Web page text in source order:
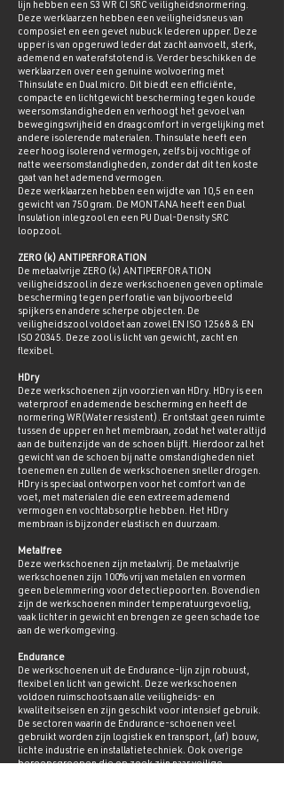
lijn hebben een S3 WR CI SRC veiligheidsnormering.
Deze werklaarzen hebben een veiligheidsneus van
composiet en een gevet nubuck lederen upper. Deze
upper is van opgeruwd leder dat zacht aanvoelt, sterk,
ademend en waterafstotend is. Verder beschikken de
werklaarzen over een genuine wolvoering met
Thinsulate en Dual micro. Dit biedt een efficiënte,
compacte en lichtgewicht bescherming tegen koude
weersomstandigheden en verhoogt het gevoel van
bewegingsvrijheid en draagcomfort in vergelijking met
andere isolerende materialen. Thinsulate heeft een
zeer hoog isolerend vermogen, zelfs bij vochtige of
natte weersomstandigheden, zonder dat dit ten koste
gaat van het ademend vermogen.
Deze werklaarzen hebben een wijdte van 10,5 en een
gewicht van 750 gram. De MONTANA heeft een Dual
Insulation inlegzool en een PU Dual-Density SRC
loopzool.
ZERO (k) ANTIPERFORATION
De metaalvrije ZERO (k) ANTIPERFORATION
veiligheidszool in deze werkschoenen geven optimale
bescherming tegen perforatie van bijvoorbeeld
spijkers en andere scherpe objecten. De
veiligheidszool voldoet aan zowel EN ISO 12568 & EN
ISO 20345. Deze zool is licht van gewicht, zacht en
flexibel.
HDry
Deze werkschoenen zijn voorzien van HDry. HDry is een
waterproof en ademende bescherming en heeft de
normering WR(Water resistent). Er ontstaat geen ruimte
tussen de upper en het membraan, zodat het water altijd
aan de buitenzijde van de schoen blijft. Hierdoor zal het
gewicht van de schoen bij natte omstandigheden niet
toenemen en zullen de werkschoenen sneller drogen.
HDry is speciaal ontworpen voor het comfort van de
voet, met materialen die een extreem ademend
vermogen en vochtabsorptie hebben. Het HDry
membraan is bijzonder elastisch en duurzaam.
Metalfree
Deze werkschoenen zijn metaalvrij. De metaalvrije
werkschoenen zijn 100% vrij van metalen en vormen
geen belemmering voor detectiepoorten. Bovendien
zijn de werkschoenen minder temperatuurgevoelig,
vaak lichter in gewicht en brengen ze geen schade toe
aan de werkomgeving.
Endurance
De werkschoenen uit de Endurance-lijn zijn robuust,
flexibel en licht van gewicht. Deze werkschoenen
voldoen ruimschoots aan alle veiligheids- en
kwaliteitseisen en zijn geschikt voor intensief gebruik.
De sectoren waarin de Endurance-schoenen veel
gebruikt worden zijn logistiek en transport, (af) bouw,
lichte industrie en installatietechniek. Ook overige
beroepsgroepen die op zoek zijn naar veilige,